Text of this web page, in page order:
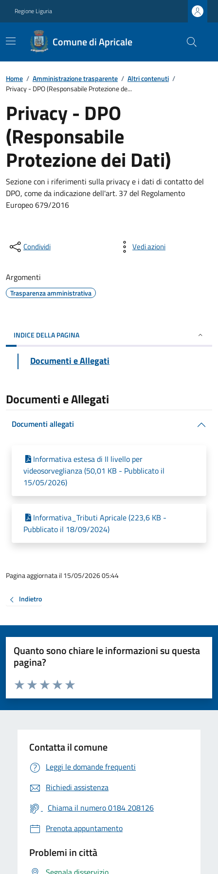
Regione Liguria
Comune di Apricale
Home / Amministrazione trasparente / Altri contenuti /
Privacy - DPO (Responsabile Protezione de...
Privacy - DPO
(Responsabile
Protezione dei Dati)
Sezione con i riferimenti sulla privacy e i dati di contatto del
DPO, come da indicazione dell'art. 37 del Regolamento
Europeo 679/2016
Condividi Vedi azioni
Argomenti
Trasparenza amministrativa
INDICE DELLA PAGINA
Documenti e Allegati
Documenti e Allegati
Documenti allegati
Informativa estesa di II livello per
videosorveglianza (50,01 KB - Pubblicato il
15/05/2026)
Informativa_Tributi Apricale (223,6 KB -
Pubblicato il 18/09/2024)
Pagina aggiornata il 15/05/2026 05:44
Indietro
Quanto sono chiare le informazioni su questa
pagina?
Valuta da 1 a 5 stelle la pagina
Valuta 5 stelle su 5
Valuta 4 stelle su 5
Valuta 3 stelle su 5
Valuta 2 stelle su 5
Valuta 1 stelle su 5
Contatta il comune
Leggi le domande frequenti
Richiedi assistenza
Chiama il numero 0184 208126
Prenota appuntamento
Problemi in città